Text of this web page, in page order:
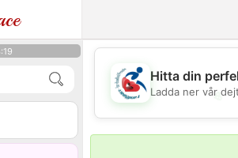
💖
Hitta din
Ladda ner vår